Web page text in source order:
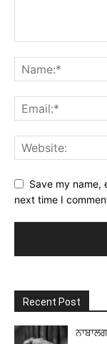
Save my name,
next time I
Recent Post